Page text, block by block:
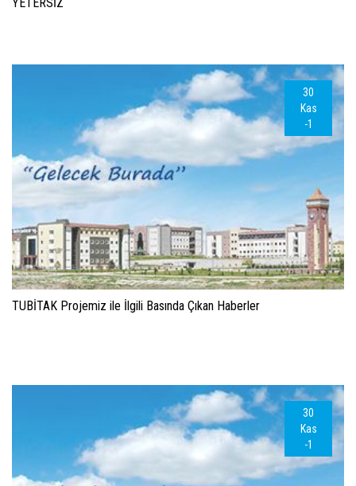
30
Kas
-1
TUBİTAK Projemiz ile İlgili Basında Çıkan Haberler
30
Kas
-1